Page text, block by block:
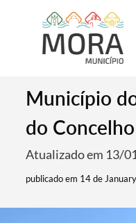
Município
do Concelho
Atualizado em 13/
publicado em 14 de